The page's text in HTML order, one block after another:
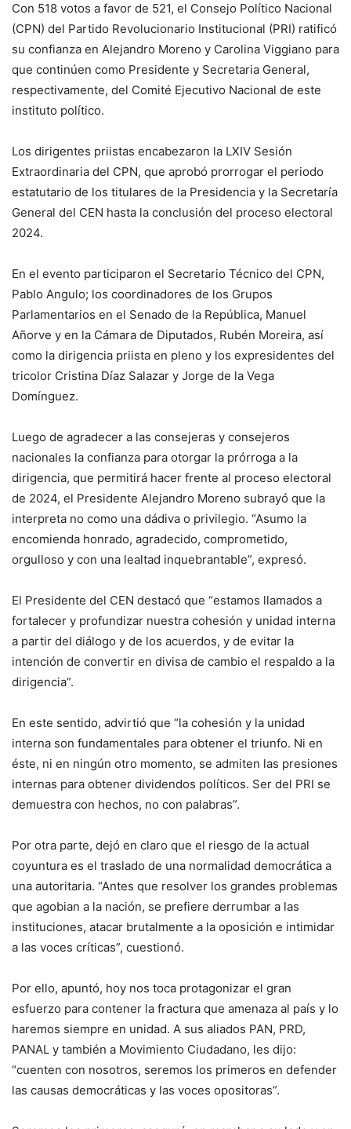
Con 518 votos a favor de 521, el Consejo Político Nacional
(CPN) del Partido Revolucionario Institucional (PRI) ratificó
su confianza en Alejandro Moreno y Carolina Viggiano para
que continúen como Presidente y Secretaria General,
respectivamente, del Comité Ejecutivo Nacional de este
instituto político.
Los dirigentes priistas encabezaron la LXIV Sesión
Extraordinaria del CPN, que aprobó prorrogar el periodo
estatutario de los titulares de la Presidencia y la Secretaría
General del CEN hasta la conclusión del proceso electoral
2024.
En el evento participaron el Secretario Técnico del CPN,
Pablo Angulo; los coordinadores de los Grupos
Parlamentarios en el Senado de la República, Manuel
Añorve y en la Cámara de Diputados, Rubén Moreira, así
como la dirigencia priista en pleno y los expresidentes del
tricolor Cristina Díaz Salazar y Jorge de la Vega
Domínguez.
Luego de agradecer a las consejeras y consejeros
nacionales la confianza para otorgar la prórroga a la
dirigencia, que permitirá hacer frente al proceso electoral
de 2024, el Presidente Alejandro Moreno subrayó que la
interpreta no como una dádiva o privilegio. “Asumo la
encomienda honrado, agradecido, comprometido,
orgulloso y con una lealtad inquebrantable”, expresó.
El Presidente del CEN destacó que “estamos llamados a
fortalecer y profundizar nuestra cohesión y unidad interna
a partir del diálogo y de los acuerdos, y de evitar la
intención de convertir en divisa de cambio el respaldo a la
dirigencia”.
En este sentido, advirtió que “la cohesión y la unidad
interna son fundamentales para obtener el triunfo. Ni en
éste, ni en ningún otro momento, se admiten las presiones
internas para obtener dividendos políticos. Ser del PRI se
demuestra con hechos, no con palabras”.
Por otra parte, dejó en claro que el riesgo de la actual
coyuntura es el traslado de una normalidad democrática a
una autoritaria. “Antes que resolver los grandes problemas
que agobian a la nación, se prefiere derrumbar a las
instituciones, atacar brutalmente a la oposición e intimidar
a las voces críticas”, cuestionó.
Por ello, apuntó, hoy nos toca protagonizar el gran
esfuerzo para contener la fractura que amenaza al país y lo
haremos siempre en unidad. A sus aliados PAN, PRD,
PANAL y también a Movimiento Ciudadano, les dijo:
“cuenten con nosotros, seremos los primeros en defender
las causas democráticas y las voces opositoras”.